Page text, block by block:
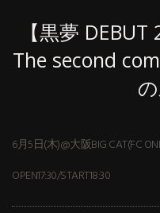
【黒夢 DEBUT
The second
6月5日(木)@大阪BIG CAT(FC
OPEN17:30/START18:30